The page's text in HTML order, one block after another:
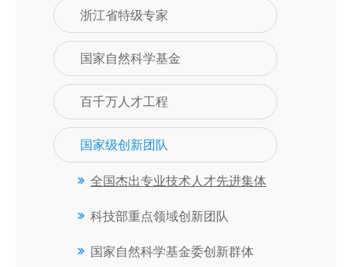
浙江省特级专家
国家自然科学基金
百千万人才工程
国家级创新团队
全国杰出专业技术人才先进集体
科技部重点领域创新团队
国家自然科学基金委创新群体